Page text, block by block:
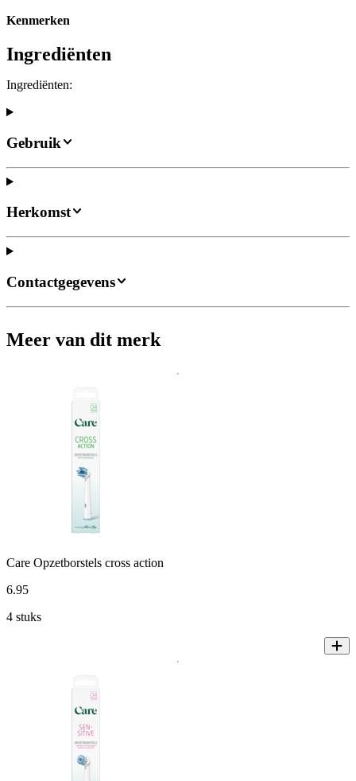
Kenmerken
Ingrediënten
Ingrediënten:
Gebruik
Herkomst
Contactgegevens
Meer van dit merk
Care Opzetborstels cross action
6.95
4 stuks